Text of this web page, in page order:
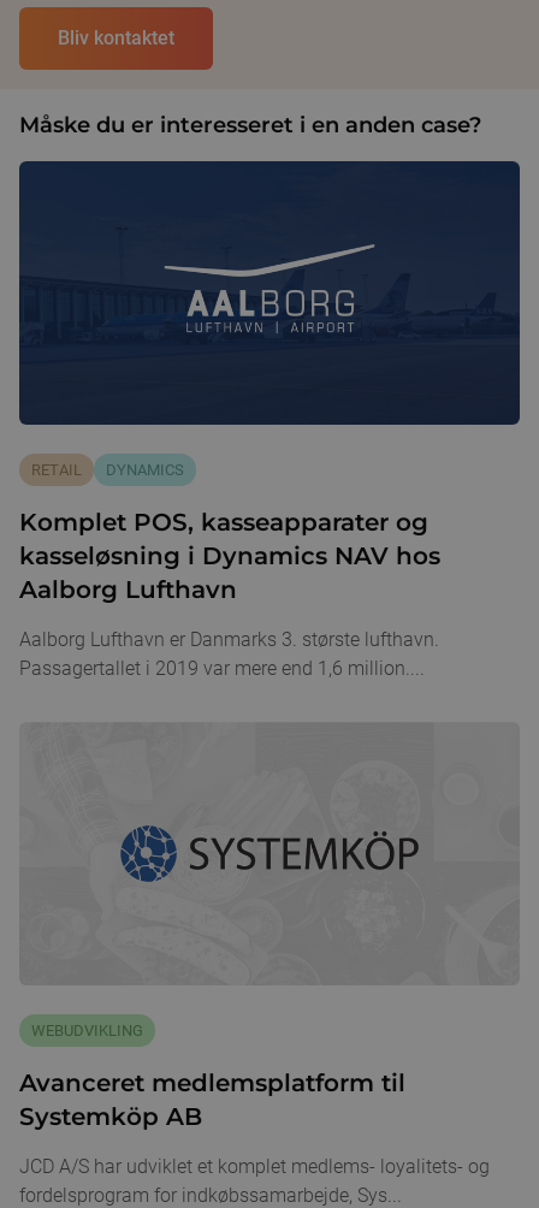
Måske du er interesseret i en anden case?
RETAIL DYNAMICS
Komplet POS, kasseapparater og
kasseløsning i Dynamics NAV hos
Aalborg Lufthavn
Aalborg Lufthavn er Danmarks 3. største lufthavn.
Passagertallet i 2019 var mere end 1,6 million....
WEBUDVIKLING
Avanceret medlemsplatform til
Systemköp AB
JCD A/S har udviklet et komplet medlems- loyalitets- og
fordelsprogram for indkøbssamarbejde, Sys...